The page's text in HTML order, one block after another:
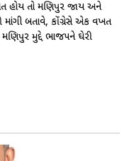
હોય તો મણિપુર જાય અને
માંગી બતાવે, કોંગ્રેસે એક વખત
મણિપુર મુદ્દે ભાજપને ઘેરી